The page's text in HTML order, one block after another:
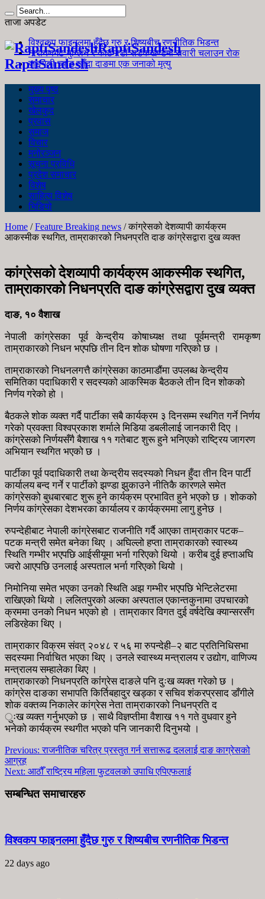
ताजा अपडेट
विश्वकप फाइनलमा हुँदैछ गुरु र शिष्यबीच रणनीतिक भिडन्त
नारायणगढ-मुग्लिन र काठमाडौं सडकखण्डमा सवारी चलाउन रोक
जङ्गली च्याउ खाँदा दाङमा एक जनाको मृत्यु
RaptiSandesh
RaptiSandesh
मुख्य पृष्ठ
समाचार
खेलकुद
प्रवास
समाज
विचार
मनोरञ्जन
सूचना प्रविधि
प्रदेश समाचार
विशेष
साहित्य विशेष
भिडियो
Home /Feature Breaking news /कांग्रेसको देशव्यापी कार्यक्रम
आकस्मीक स्थगित, ताम्राकारको निधनप्रति दाङ कांग्रेसद्वारा दुख व्यक्त
कांग्रेसको देशव्यापी कार्यक्रम आकस्मीक स्थगित,
ताम्राकारको निधनप्रति दाङ कांग्रेसद्वारा दुख व्यक्त
दाङ, १० वैशाख
नेपाली कांग्रेसका पूर्व केन्द्रीय कोषाध्यक्ष तथा पूर्वमन्त्री रामकृष्ण
ताम्राकारको निधन भएपछि तीन दिन शोक घोषणा गरिएको छ ।
ताम्राकारको निधनलगत्तै कांग्रेसका काठमाडौंमा उपलब्ध केन्द्रीय
समितिका पदाधिकारी र सदस्यको आकस्मिक बैठकले तीन दिन शोकको
निर्णय गरेको हो ।
बैठकले शोक व्यक्त गर्दै पार्टीका सबै कार्यक्रम ३ दिनसम्म स्थगित गर्ने निर्णय
गरेको प्रवक्ता विश्वप्रकाश शर्माले मिडिया डबलीलाई जानकारी दिए ।
कांग्रेसको निर्णयसँगै बैशाख ११ गतेबाट शुरू हुने भनिएको राष्ट्रिय जागरण
अभियान स्थगित भएको छ ।
पार्टीका पूर्व पदाधिकारी तथा केन्द्रीय सदस्यको निधन हुँदा तीन दिन पार्टी
कार्यालय बन्द गर्ने र पार्टीको झण्डा झुकाउने नीतिकै कारणले समेत
कांग्रेसको बुधबारबाट शुरू हुने कार्यक्रम प्रभावित हुने भएको छ । शोकको
निर्णय कांग्रेसका देशभरका कार्यालय र कार्यक्रममा लागु हुनेछ ।
रुपन्देहीबाट नेपाली कांग्रेसबाट राजनीति गर्दै आएका ताम्राकार पटक–
पटक मन्त्री समेत बनेका थिए । अघिल्लो हप्ता ताम्राकारको स्वास्थ्य
स्थिति गम्भीर भएपछि आईसीयूमा भर्ना गरिएको थियो । करीब दुई हप्ताअघि
ज्वरो आएपछि उनलाई अस्पताल भर्ना गरिएको थियो ।
निमोनिया समेत भएका उनको स्थिति अझ गम्भीर भएपछि भेन्टिलेटरमा
राखिएको थियो । ललितपुरको अल्का अस्पताल एकान्तकुनामा उपचारको
क्रममा उनको निधन भएको हो । ताम्राकार विगत दुई वर्षदेखि क्यान्सरसँग
लडिरहेका थिए ।
ताम्राकार विक्रम संवत् २०४८ र ५६ मा रुपन्देही–२ बाट प्रतिनिधिसभा
सदस्यमा निर्वाचित भएका थिए । उनले स्वास्थ्य मन्त्रालय र उद्योग, वाणिज्य
मन्त्रालय सम्हालेका थिए ।
ताम्राकारको निधनप्रति कांंग्रेस दाङले पनि दुःख व्यक्त गरेको छ ।
कांग्रेस दाङका सभापति किर्तिबहादुर खड्का र सचिव शंकरप्रसाद डाँगीले
शोक वक्तव्य निकालेर कांग्रेस नेता ताम्राकारको निधनप्रति द
ुःख व्यक्त गर्नुभएको छ । साथै विज्ञप्तीमा वैशाख ११ गते वुधवार हुने
भनेको कार्यक्रम स्थगीत भएको पनि जानकारी दिनुभयो ।
Previous: राजनीतिक चरित्र प्रस्तुत गर्न सत्तारूढ दललाई दाङ काग्रेसको
आग्रह
Next: आठौँ राष्ट्रिय महिला फुटवलको उपाधि एपिएफलाई
सम्बन्धित समाचारहरु
विश्वकप फाइनलमा हुँदैछ गुरु र शिष्यबीच रणनीतिक भिडन्त
22 days ago